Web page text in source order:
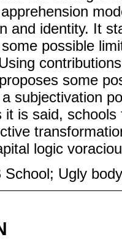
and identity. It
possible
some
subjectivation
it is said,
logic
School; Ugly